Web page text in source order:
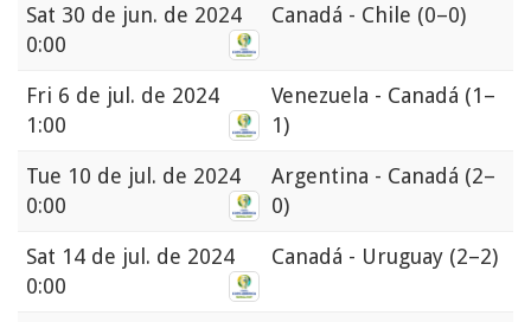
Sat 30 de jun. de 2024
0:00
Canadá - Chile (0–0)
Fri 6 de jul. de 2024
1:00
Venezuela - Canadá (1–
1)
Tue 10 de jul. de 2024
0:00
Argentina - Canadá (2–
0)
Sat 14 de jul. de 2024
0:00
Canadá - Uruguay (2–2)